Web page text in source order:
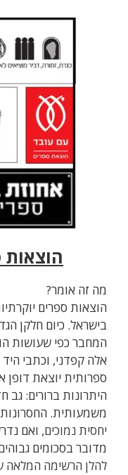
הוצאות
מה זה אומר?
הוצאות ספרים
בישראל. כיום חלקן
המחבר כפי שעושות
אלה קפדני, וכתבי היד
ספרותית יוצאת דופן או
היתרונות ברורים: גב
משמעותית. החסרונות:
יחסית נמוכים,ואם
מדובר בסכומים גבוהים
להלן הרשימה המלאה של